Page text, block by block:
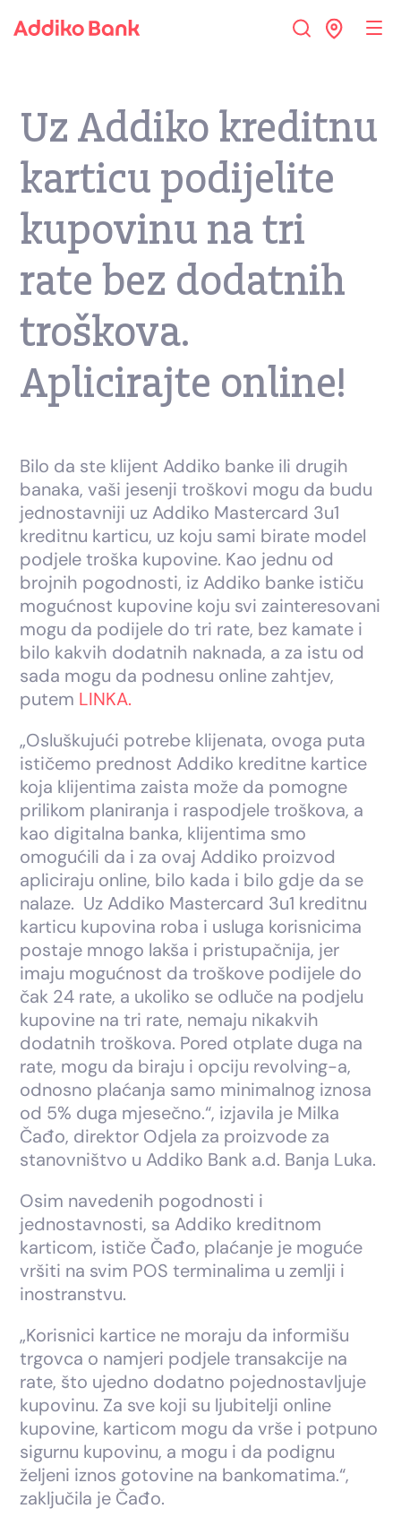
Uz Addiko kreditnu
karticu podijelite
kupovinu na tri
rate bez dodatnih
troškova.
Aplicirajte online!
Bilo da ste klijent Addiko banke ili drugih
banaka, vaši jesenji troškovi mogu da budu
jednostavniji uz Addiko Mastercard 3u1
kreditnu karticu, uz koju sami birate model
podjele troška kupovine. Kao jednu od
brojnih pogodnosti, iz Addiko banke ističu
mogućnost kupovine koju svi zainteresovani
mogu da podijele do tri rate, bez kamate i
bilo kakvih dodatnih naknada, a za istu od
sada mogu da podnesu online zahtjev,
putem LINKA.
„Osluškujući potrebe klijenata, ovoga puta
ističemo prednost Addiko kreditne kartice
koja klijentima zaista može da pomogne
prilikom planiranja i raspodjele troškova, a
kao digitalna banka, klijentima smo
omogućili da i za ovaj Addiko proizvod
apliciraju online, bilo kada i bilo gdje da se
nalaze. Uz Addiko Mastercard 3u1 kreditnu
karticu kupovina roba i usluga korisnicima
postaje mnogo lakša i pristupačnija, jer
imaju mogućnost da troškove podijele do
čak 24 rate, a ukoliko se odluče na podjelu
kupovine na tri rate, nemaju nikakvih
dodatnih troškova. Pored otplate duga na
rate, mogu da biraju i opciju revolving-a,
odnosno plaćanja samo minimalnog iznosa
od 5% duga mjesečno.“, izjavila je Milka
Čađo, direktor Odjela za proizvode za
stanovništvo u Addiko Bank a.d. Banja Luka.
Osim navedenih pogodnosti i
jednostavnosti, sa Addiko kreditnom
karticom, ističe Čađo, plaćanje je moguće
vršiti na svim POS terminalima u zemlji i
inostranstvu.
„Korisnici kartice ne moraju da informišu
trgovca o namjeri podjele transakcije na
rate, što ujedno dodatno pojednostavljuje
kupovinu. Za sve koji su ljubitelji online
kupovine, karticom mogu da vrše i potpuno
sigurnu kupovinu, a mogu i da podignu
željeni iznos gotovine na bankomatima.“,
zaključila je Čađo.